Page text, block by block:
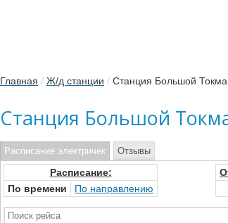
Главная / Ж/д станции / Станция Большой
Станция Большой
Расписание электричек
Расписание:
По времени
По направлению
Отзывы